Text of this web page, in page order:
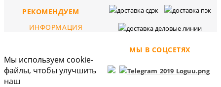
МЫ В СОЦСЕТЯХ
РЕКОМЕНДУЕМ
ИНФОРМАЦИЯ
Мы используем cookie-
файлы, чтобы улучшить
наш